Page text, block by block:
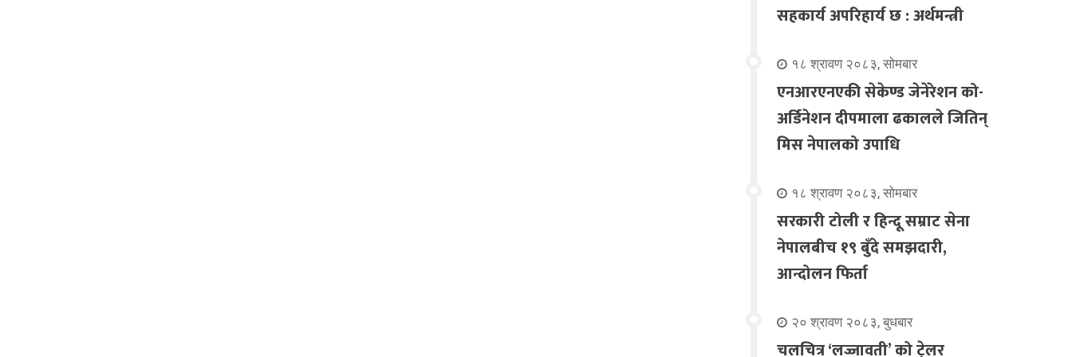
सहकार्य अपरिहार्य छ : अर्थमन्त्री
१८ श्रावण २०८३, सोमबार
एनआरएनएकी सेकेण्ड जेनेरेशन को-
अर्डिनेशन दीपमाला ढकालले जितिन्
मिस नेपालको उपाधि
१८ श्रावण २०८३, सोमबार
सरकारी टोली र हिन्दू सम्राट सेना
नेपालबीच १९ बुँदे समझदारी,
आन्दोलन फिर्ता
२० श्रावण २०८३, बुधबार
चलचित्र ‘लज्जावती’ को ट्रेलर